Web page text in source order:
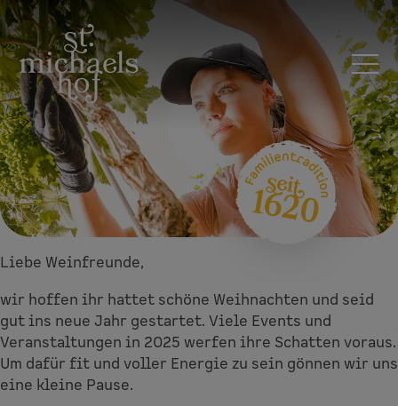
Betriebsferien
2025
Liebe Weinfreunde,
wir hoffen ihr hattet schöne Weihnachten und seid
gut ins neue Jahr gestartet. Viele Events und
Veranstaltungen in 2025 werfen ihre Schatten voraus.
Um dafür fit und voller Energie zu sein gönnen wir uns
eine kleine Pause.